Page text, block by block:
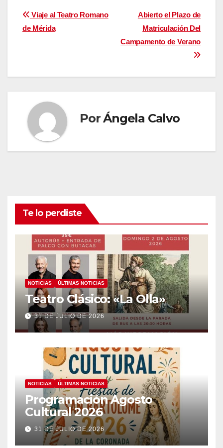
Navegación
de
Abierto el Plazo de
Matriculación Del
Campamento de Verano
Viaje al Teatro Romano
de Mérida
PorÁngela Calvo
Te lo perdiste
NOTICIAS ÚLTIMAS NOTICIAS
Teatro Clásico: «La Olla»
31 DE JULIO DE 2026
NOTICIAS ÚLTIMAS NOTICIAS
Programación Agosto
Cultural 2026
31 DE JULIO DE 2026